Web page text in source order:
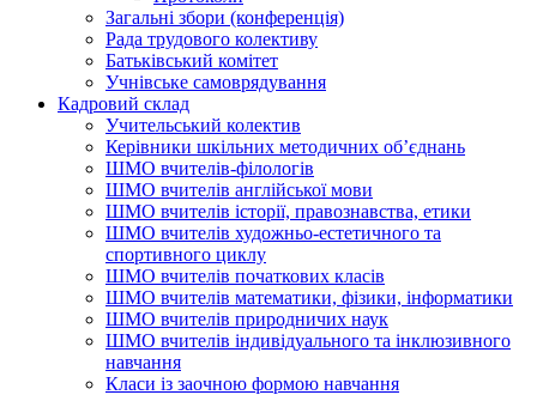
Загальні збори (конференція)
Рада трудового колективу
Батьківський комітет
Учнівське самоврядування
Кадровий склад
Учительський колектив
Керівники шкільних методичних об’єднань
ШМО вчителів-філологів
ШМО вчителів англійської мови
ШМО вчителів історії, правознавства, етики
ШМО вчителів художньо-естетичного та
спортивного циклу
ШМО вчителів початкових класів
ШМО вчителів математики, фізики, інформатики
ШМО вчителів природничих наук
ШМО вчителів індивідуального та інклюзивного
навчання
Класи із заочною формою навчання